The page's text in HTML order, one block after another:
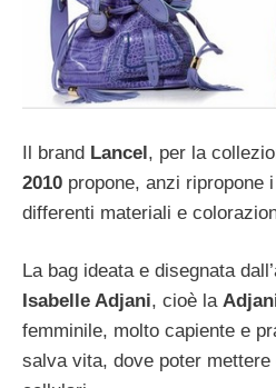
Il brand Lancel, per la
2010 propone, anzi ripropone
differenti materiali e
La bag ideata e disegnata
Isabelle Adjani, cioè la
femminile, molto capiente e
salva vita, dove poter